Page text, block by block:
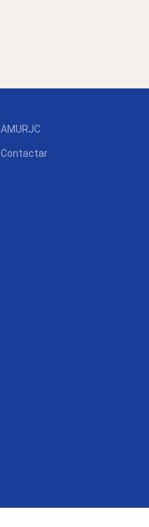
AMURJC
Contactar